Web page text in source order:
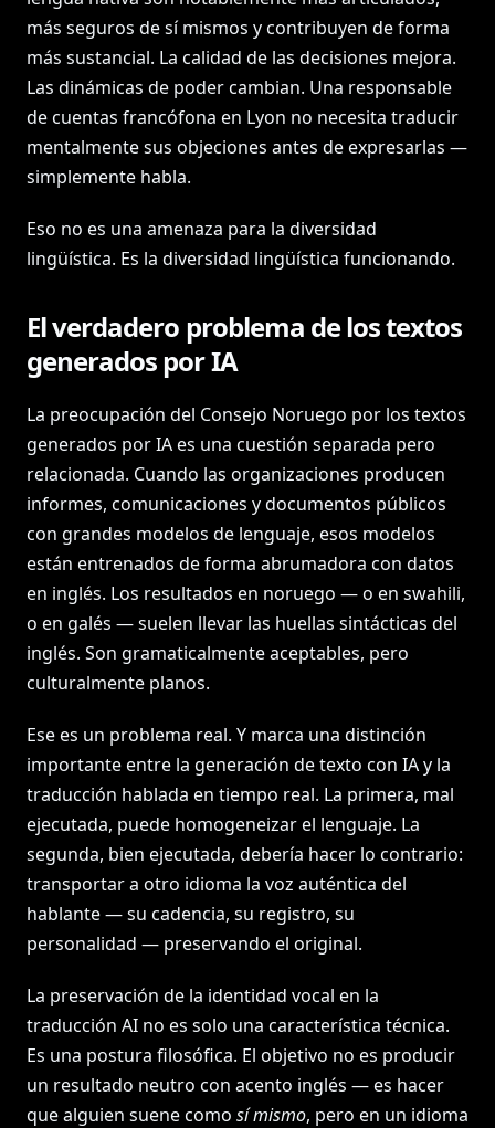
más seguros de sí mismos y contribuyen de forma
más sustancial. La calidad de las decisiones mejora.
Las dinámicas de poder cambian. Una responsable
de cuentas francófona en Lyon no necesita traducir
mentalmente sus objeciones antes de expresarlas —
simplemente habla.
Eso no es una amenaza para la diversidad
lingüística. Es la diversidad lingüística funcionando.
El verdadero problema de los textos
generados por IA
La preocupación del Consejo Noruego por los textos
generados por IA es una cuestión separada pero
relacionada. Cuando las organizaciones producen
informes, comunicaciones y documentos públicos
con grandes modelos de lenguaje, esos modelos
están entrenados de forma abrumadora con datos
en inglés. Los resultados en noruego — o en swahili,
o en galés — suelen llevar las huellas sintácticas del
inglés. Son gramaticalmente aceptables, pero
culturalmente planos.
Ese es un problema real. Y marca una distinción
importante entre la generación de texto con IA y la
traducción hablada en tiempo real. La primera, mal
ejecutada, puede homogeneizar el lenguaje. La
segunda, bien ejecutada, debería hacer lo contrario:
transportar a otro idioma la voz auténtica del
hablante — su cadencia, su registro, su
personalidad — preservando el original.
La preservación de la identidad vocal en la
traducción AI no es solo una característica técnica.
Es una postura filosófica. El objetivo no es producir
un resultado neutro con acento inglés — es hacer
que alguien suene como sí mismo, pero en un idioma